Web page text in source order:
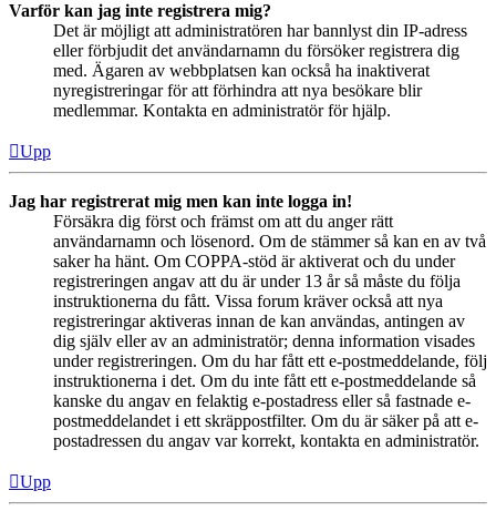
Varför kan jag inte registrera mig?
Det är möjligt att administratören har bannlyst din IP-adress
eller förbjudit det användarnamn du försöker registrera dig
med. Ägaren av webbplatsen kan också ha inaktiverat
nyregistreringar för att förhindra att nya besökare blir
medlemmar. Kontakta en administratör för hjälp.
Upp
Jag har registrerat mig men kan inte logga in!
Försäkra dig först och främst om att du anger rätt
användarnamn och lösenord. Om de stämmer så kan en av två
saker ha hänt. Om COPPA-stöd är aktiverat och du under
registreringen angav att du är under 13 år så måste du följa
instruktionerna du fått. Vissa forum kräver också att nya
registreringar aktiveras innan de kan användas, antingen av
dig själv eller av an administratör; denna information visades
under registreringen. Om du har fått ett e-postmeddelande, följ
instruktionerna i det. Om du inte fått ett e-postmeddelande så
kanske du angav en felaktig e-postadress eller så fastnade e-
postmeddelandet i ett skräppostfilter. Om du är säker på att e-
postadressen du angav var korrekt, kontakta en administratör.
Upp